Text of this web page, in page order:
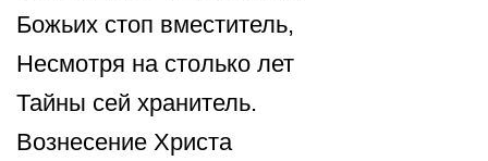
Божьих стоп вместитель,
Несмотря на столько лет
Тайны сей хранитель.
Вознесение Христа